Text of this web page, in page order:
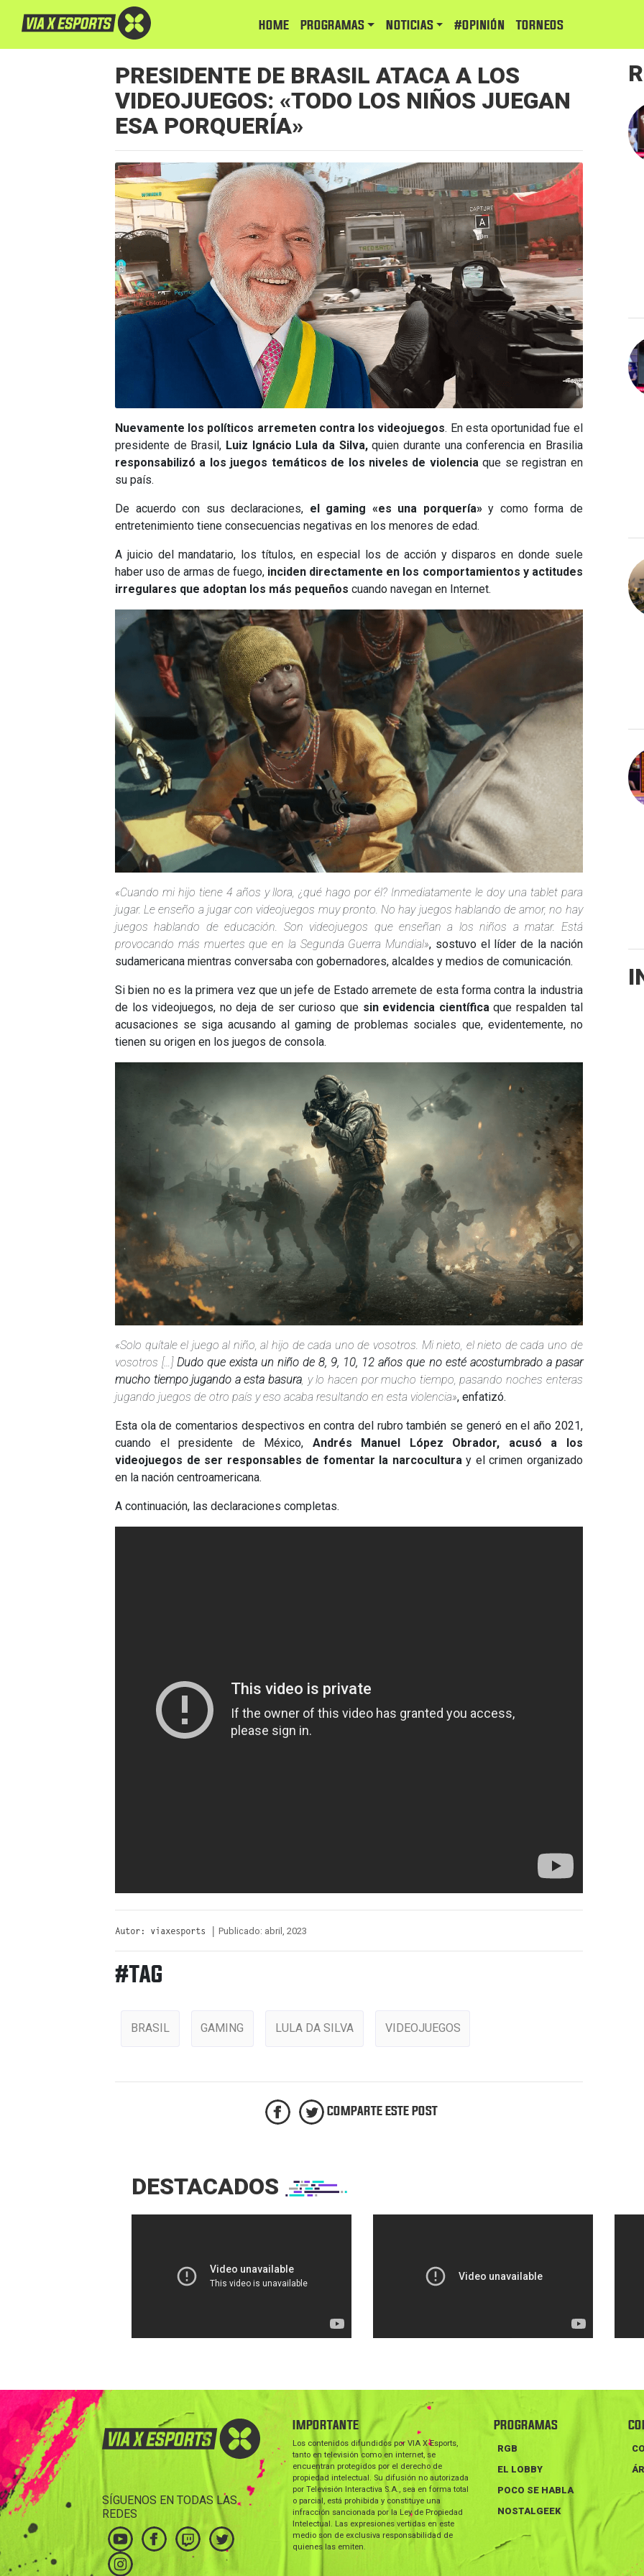
HOME PROGRAMAS NOTICIAS #Opinión TORNEOS
PRESIDENTE DE BRASIL ATACA A LOS
VIDEOJUEGOS: «TODO LOS NIÑOS JUEGAN
ESA PORQUERÍA»
Nuevamente los políticos arremeten contra los videojuegos. En esta oportunidad fue el
presidente de Brasil, Luiz Ignácio Lula da Silva,quien durante una conferencia en Brasilia
responsabilizó a los juegos temáticos de los niveles de violencia que se registran en
su país.
De acuerdo con sus declaraciones, el gaming «es una porquería»y como forma de
entretenimiento tiene consecuencias negativas en los menores de edad.
A juicio del mandatario, los títulos, en especial los de acción y disparos en donde suele
haber uso de armas de fuego, inciden directamente en los comportamientos y actitudes
irregulares que adoptan los más pequeños cuando navegan en Internet.
«Cuando mi hijo tiene 4 años y llora, ¿qué hago por él? Inmediatamente le doy una tablet para
jugar. Le enseño a jugar con videojuegos muy pronto. No hay juegos hablando de amor, no hay
juegos hablando de educación. Son videojuegos que enseñan a los niños a matar. Está
provocando más muertes que en la Segunda Guerra Mundial», sostuvo el líder de la nación
sudamericana mientras conversaba con gobernadores, alcaldes y medios de comunicación.
Si bien no es la primera vez que un jefe de Estado arremete de esta forma contra la industria
de los videojuegos, no deja de ser curioso que sin evidencia científica que respalden tal
acusaciones se siga acusando al gaming de problemas sociales que, evidentemente, no
tienen su origen en los juegos de consola.
«Solo quítale el juego al niño, al hijo de cada uno de vosotros. Mi nieto, el nieto de cada uno de
vosotros […]Dudo que exista un niño de 8, 9, 10, 12 años que no esté acostumbrado a pasar
mucho tiempo jugando a esta basura , y lo hacen por mucho tiempo, pasando noches enteras
jugando juegos de otro país y eso acaba resultando en esta violencia», enfatizó.
Esta ola de comentarios despectivos en contra del rubro también se generó en el año 2021,
cuando el presidente de México, Andrés Manuel López Obrador, acusó a los
videojuegos de ser responsables de fomentar la narcocultura y el crimen organizado
en la nación centroamericana.
A continuación, las declaraciones completas.
Autor: viaxesports | Publicado: abril, 2023
#TAG
BRASIL GAMING LULA DA SILVA VIDEOJUEGOS
COMPARTE ESTE POST
DESTACADOS
SÍGUENOS EN TODAS LAS
REDES
IMPORTANTE
Los contenidos difundidos por VIA X Esports,
tanto en televisión como en internet, se
encuentran protegidos por el derecho de
propiedad intelectual. Su difusión no autorizada
por Televisión Interactiva S.A., sea en forma total
o parcial, está prohibida y constituye una
infracción sancionada por la Ley de Propiedad
Intelectual. Las expresiones vertidas en este
medio son de exclusiva responsabilidad de
quienes las emiten.
PROGRAMAS
RGB
EL LOBBY
POCO SE HABLA
NOSTALGEEK